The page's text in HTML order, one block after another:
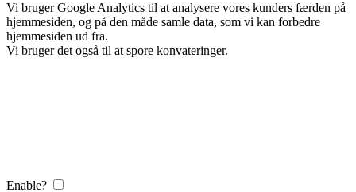
Vi bruger Google Analytics til at analysere vores kunders færden på
hjemmesiden, og på den måde samle data, som vi kan forbedre
hjemmesiden ud fra.
Vi bruger det også til at spore konvateringer.
Enable?